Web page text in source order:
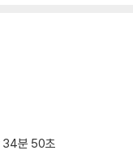
34분 50초